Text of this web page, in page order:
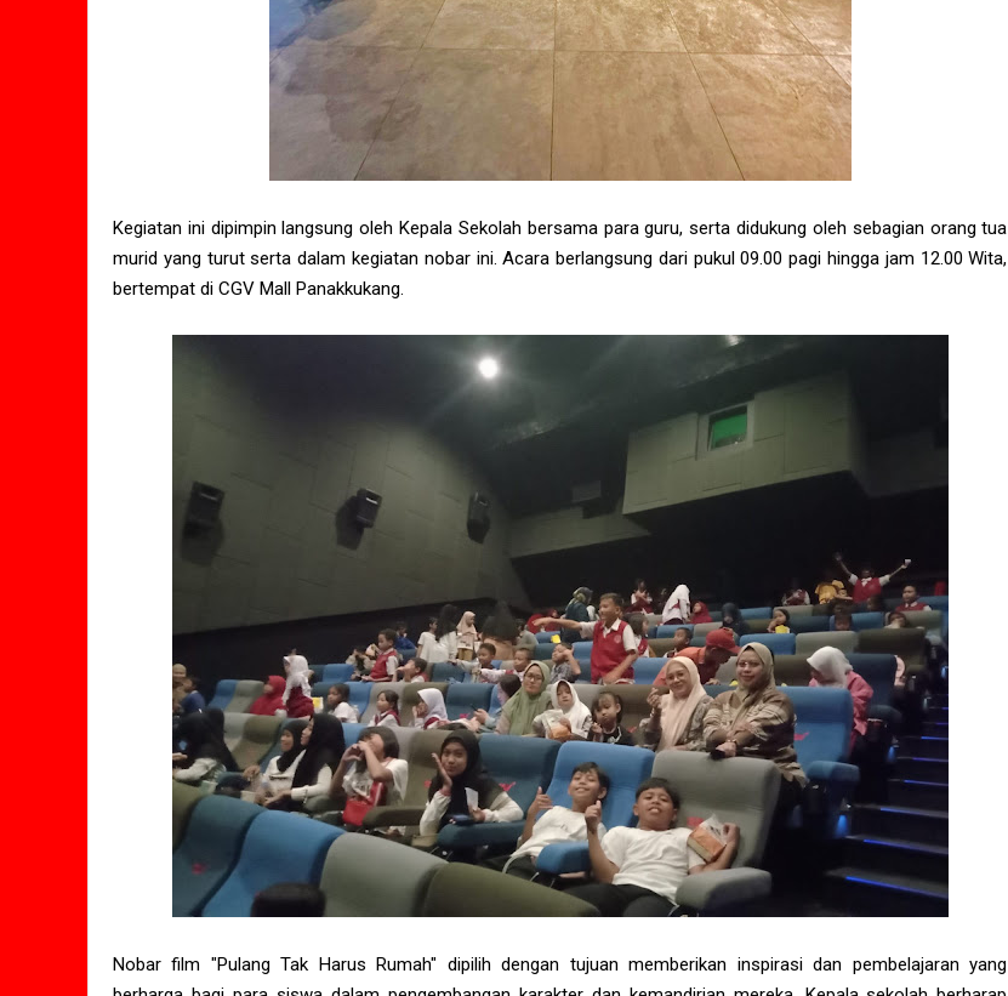
Kegiatan ini dipimpin langsung oleh Kepala Sekolah bersama para guru, serta didukung oleh sebagian orang tua
murid yang turut serta dalam kegiatan nobar ini. Acara berlangsung dari pukul 09.00 pagi hingga jam 12.00 Wita,
bertempat di CGV Mall Panakkukang.
Nobar film "Pulang Tak Harus Rumah" dipilih dengan tujuan memberikan inspirasi dan pembelajaran yang